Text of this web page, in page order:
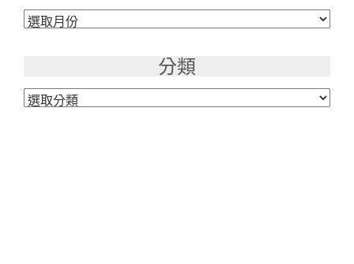
彙
分類
分